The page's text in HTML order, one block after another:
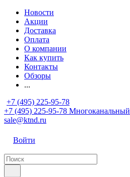
Новости
Акции
Доставка
Оплата
О компании
Как купить
Контакты
Обзоры
...
+7 (495) 225-95-78
+7 (495) 225-95-78 Многоканальный
sale@ktnd.ru
Войти